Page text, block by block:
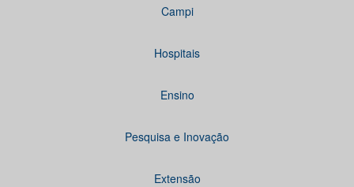
Campi
Hospitais
Ensino
Pesquisa e Inovação
Extensão